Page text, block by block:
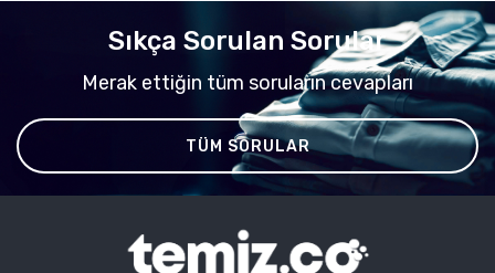
Sıkça Sorulan Sorular
Merak ettiğin tüm soruların cevapları
TÜM SORULAR